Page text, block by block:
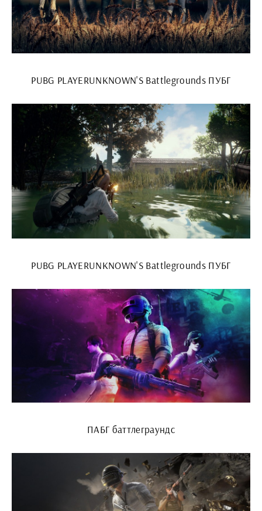
PUBG PLAYERUNKNOWN'S Battlegrounds ПУБГ
PUBG PLAYERUNKNOWN'S Battlegrounds ПУБГ
ПАБГ баттлеграундс